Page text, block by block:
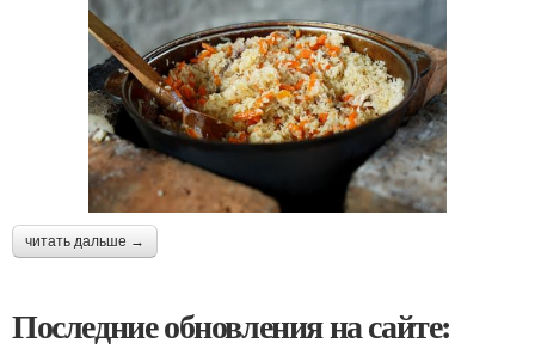
читать дальше →
Последние обновления на сайте: